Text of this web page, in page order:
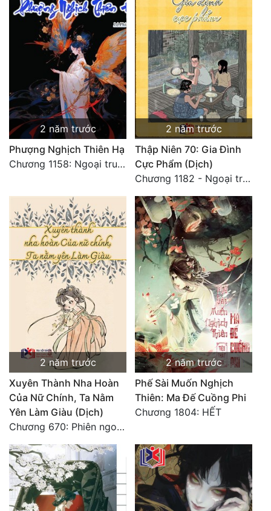
2 năm trước
Phượng Nghịch Thiên Hạ
Chương 1158: Ngoại truyện 1 - Vạn Thú Vô Cương 3
2 năm trước
Thập Niên 70: Gia Đình
Cực Phẩm (Dịch)
Chương 1182 - Ngoại truyện 4
2 năm trước
Xuyên Thành Nha Hoàn
Của Nữ Chính, Ta Nằm
Yên Làm Giàu (Dịch)
Chương 670: Phiên ngoại 16. HẾT.
2 năm trước
Phế Sài Muốn Nghịch
Thiên: Ma Đế Cuồng Phi
Chương 1804: HẾT